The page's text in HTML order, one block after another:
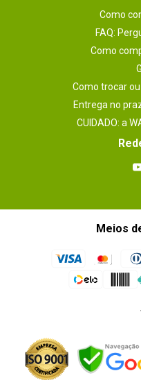
Como
FAQ:
Como
Como trocar
Entrega no
CUIDADO: a
Meios